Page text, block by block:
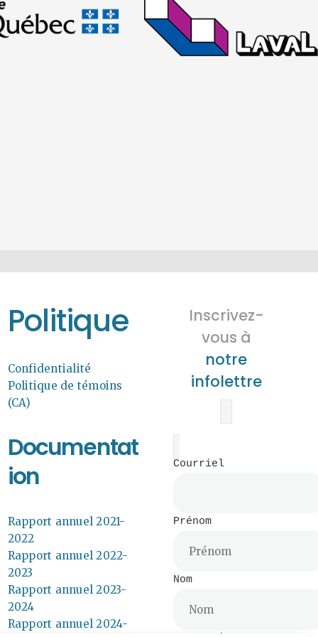
Politique
Confidentialité
Politique de témoins
(CA)
Documentat
ion
Rapport annuel 2021-
2022
Rapport annuel 2022-
2023
Rapport annuel 2023-
2024
Rapport annuel 2024-
Inscrivez-
vous à
notre
infolettre
Courriel
Prénom
Nom